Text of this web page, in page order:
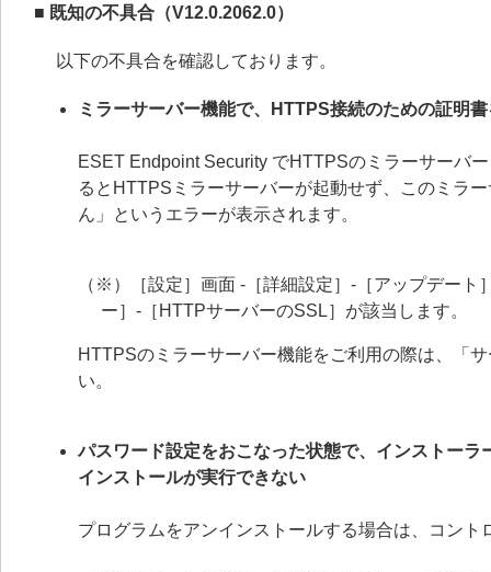
■ 既知の不具合（V12.0.2062.0）
以下の不具合を確認しております。
ミラーサーバー機能で、HTTPS接続のための証明
ESET Endpoint Security でHTTPSのミラーサーバ
るとHTTPSミラーサーバーが起動せず、このミラ
ん」というエラーが表示されます。
（※）［設定］画面 -［詳細設定］-［アップデー
ー］-［HTTPサーバーのSSL］が該当します。
HTTPSのミラーサーバー機能をご利用の際は、「
い。
パスワード設定をおこなった状態で、インストー
インストールが実行できない
プログラムをアンインストールする場合は、コン